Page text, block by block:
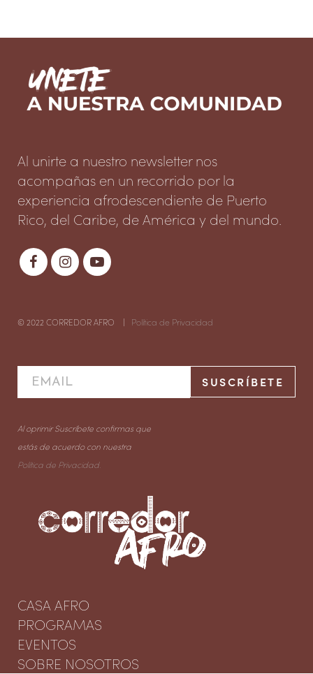
Al unirte a nuestro newsletter nos
acompañas en un recorrido por la
experiencia afrodescendiente de Puerto
Rico, del Caribe, de América y del mundo.
© 2022 CORREDOR AFRO | Política de Privacidad
Al oprimir Suscríbete confirmas que
estás de acuerdo con nuestra
Política de Privacidad.
CASA AFRO
PROGRAMAS
EVENTOS
SOBRE NOSOTROS